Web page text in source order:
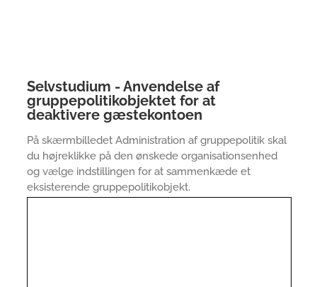
Selvstudium - Anvendelse af
gruppepolitikobjektet for at
deaktivere gæstekontoen
På skærmbilledet Administration af gruppepolitik skal
du højreklikke på den ønskede organisationsenhed
og vælge indstillingen for at sammenkæde et
eksisterende gruppepolitikobjekt.